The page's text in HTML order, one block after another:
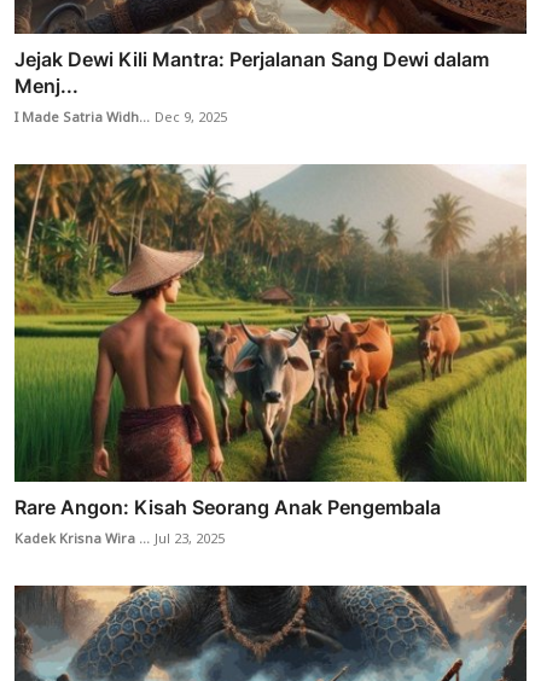
Jejak Dewi Kili Mantra: Perjalanan Sang Dewi dalam
Menj...
I Made Satria Widh... Dec 9, 2025
Rare Angon: Kisah Seorang Anak Pengembala
Kadek Krisna Wira ...Jul 23, 2025